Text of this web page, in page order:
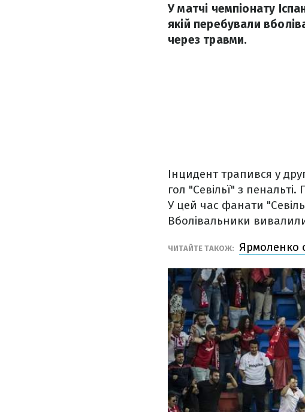
У матчі чемпіонату
якій перебували
через травми.
Інцидент трапився у
гол "Севільї" з
У цей час фанати
Вболівальники
ЧИТАЙТЕ ТАКОЖ: Ярмоленко